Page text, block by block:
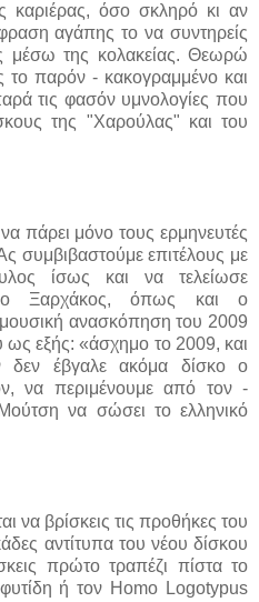
καριέρας, όσο σκληρό κι αν
αγάπης το να συντηρείς
μέσω της κολακείας. Θεωρώ
το παρόν - κακογραμμένο και
τις φασόν υμνολογίες που
της "Χαρούλας" και του
πάρει μόνο τους ερμηνευτές
συμβιβαστούμε επιτέλους με
ίσως και να τελείωσε
ο Ξαρχάκος, όπως και ο
ανασκόπηση του 2009
ως εξής: «άσχημο το 2009, και
έβγαλε ακόμα δίσκο ο
να περιμένουμε από τον -
να σώσει το ελληνικό
να βρίσκεις τις προθήκες του
αντίτυπα του νέου δίσκου
πρώτο τραπέζι πίστα το
ή τον Homo Logotypus